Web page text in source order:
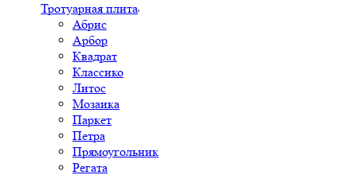
Тротуарная плита
Абрис
Арбор
Квадрат
Классико
Литос
Мозаика
Паркет
Петра
Прямоугольник
Регата